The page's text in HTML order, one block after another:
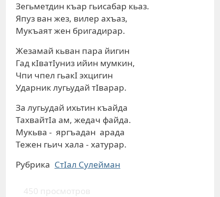
Зегьметдин къар гьисабар кьаз.
Япуз ван жез, вилер ахъаз,
Мукъаят жен бригадирар.
Жезамай кьван пара йигин
Гад кIватIуниз ийин мумкин,
Чпи чпел гьакI эхцигин
Ударник лугьудай тIварар.
За лугьудай ихьтин къайда
ТахвайтIа ам, жедач файда.
Мукьва - яргъадан арада
Тежен гьич хала - хатурар.
Рубрика СтIал Сулейман
450 просмотров